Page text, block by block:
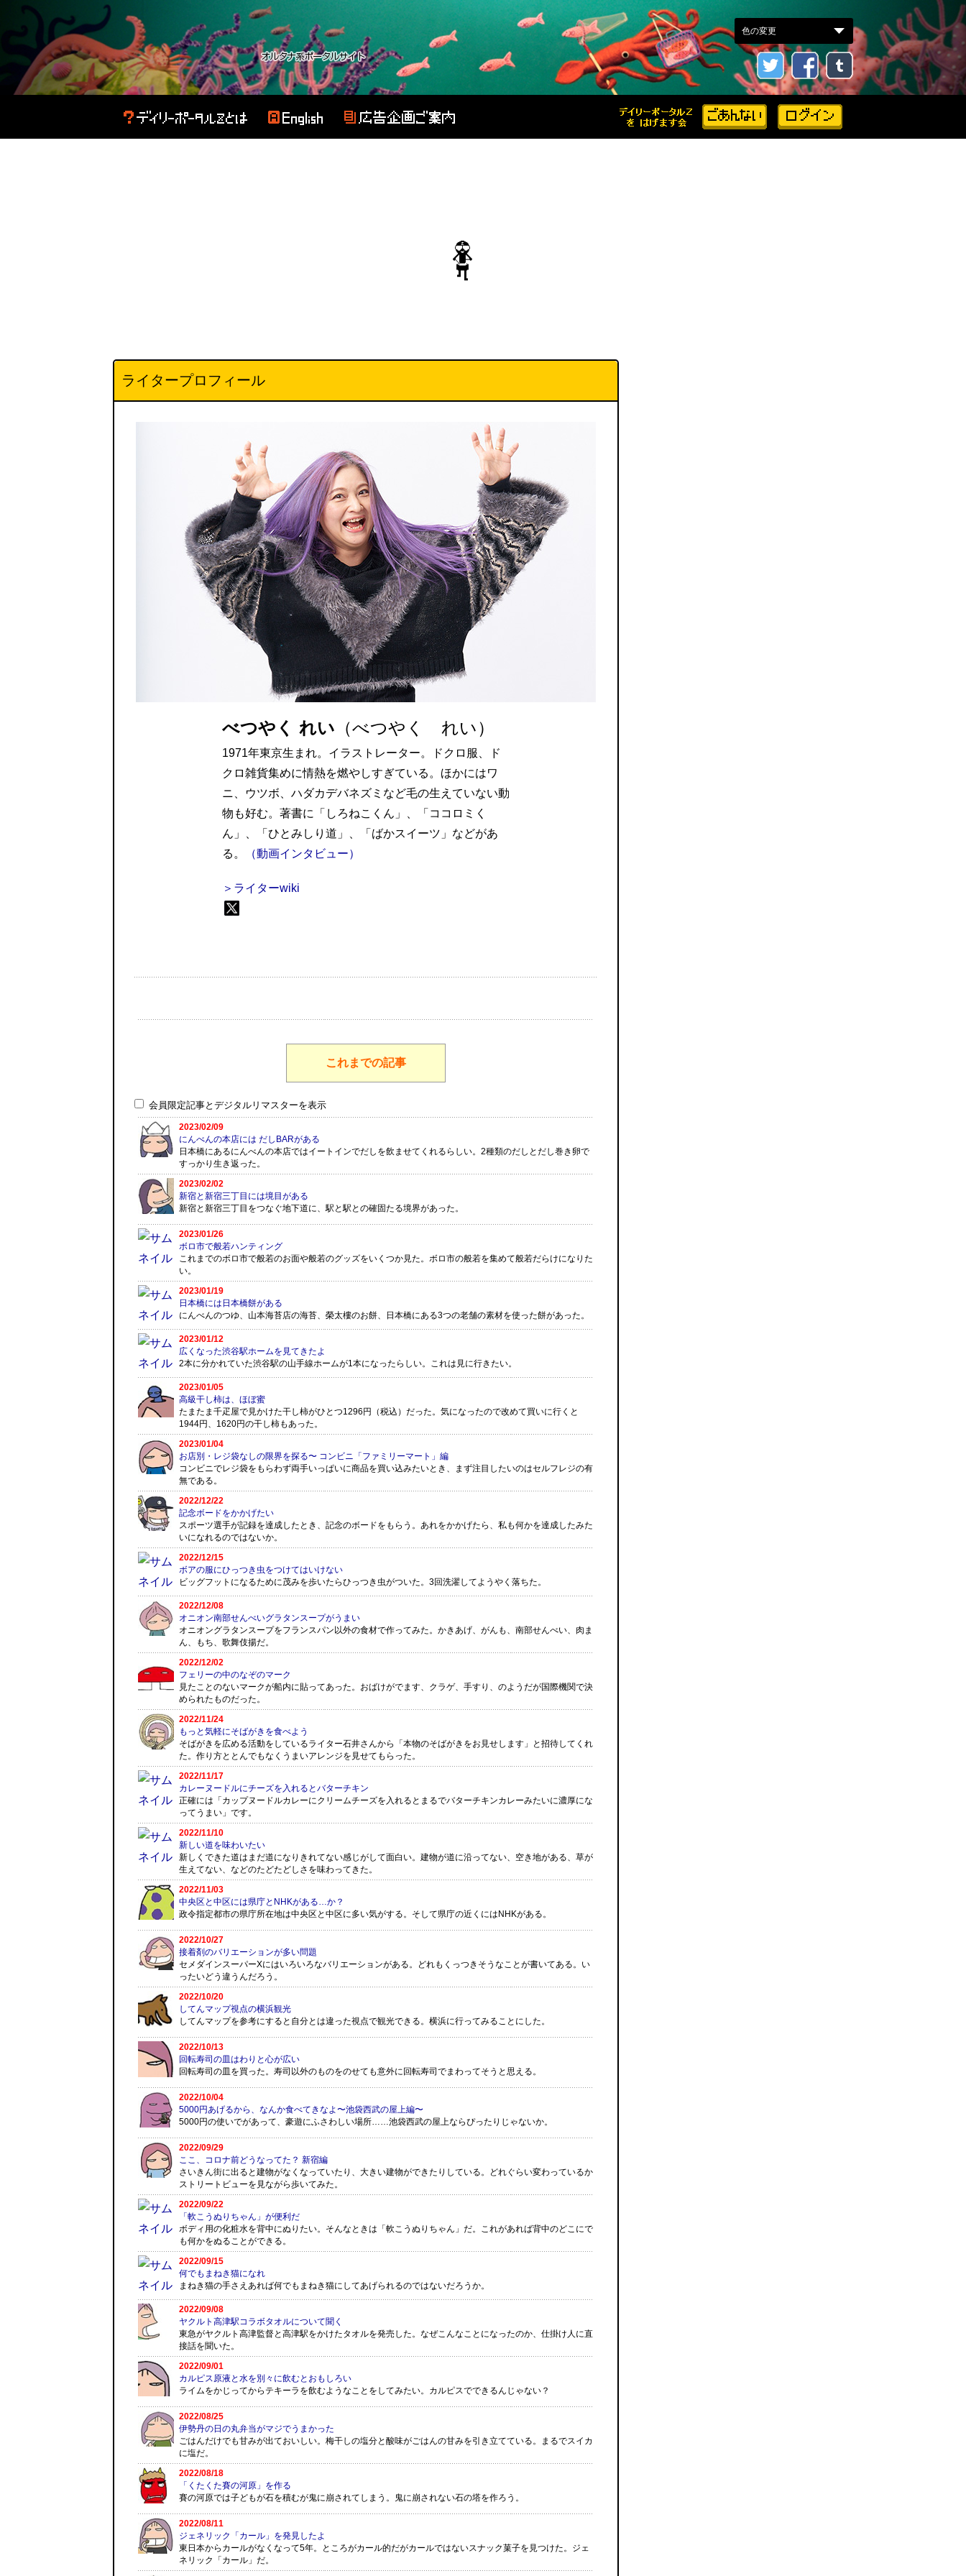
ライタープロフィール
べつやく れい （べつやく れい）
1971年東京生まれ。イラストレーター。ドクロ服、ド
クロ雑貨集めに情熱を燃やしすぎている。ほかにはワ
ニ、ウツボ、ハダカデバネズミなど毛の生えていない動
物も好む。著書に「しろねこくん」、「ココロミく
ん」、「ひとみしり道」、「ばかスイーツ」などがあ
る。
（動画インタビュー）
＞ライターwiki
これまでの記事
会員限定記事とデジタルリマスターを表示
2023/02/09
にんべんの本店には だしBARがある
日本橋にあるにんべんの本店ではイートインでだしを飲ませてくれるらしい。2種類のだしとだし巻き卵で
すっかり生き返った。
2023/02/02
新宿と新宿三丁目には境目がある
新宿と新宿三丁目をつなぐ地下道に、駅と駅との確固たる境界があった。
2023/01/26
ボロ市で般若ハンティング
これまでのボロ市で般若のお面や般若のグッズをいくつか見た。ボロ市の般若を集めて般若だらけになりた
い。
2023/01/19
日本橋には日本橋餅がある
にんべんのつゆ、山本海苔店の海苔、榮太樓のお餅、日本橋にある3つの老舗の素材を使った餅があった。
2023/01/12
広くなった渋谷駅ホームを見てきたよ
2本に分かれていた渋谷駅の山手線ホームが1本になったらしい。これは見に行きたい。
2023/01/05
高級干し柿は、ほぼ蜜
たまたま千疋屋で見かけた干し柿がひとつ1296円（税込）だった。気になったので改めて買いに行くと
1944円、1620円の干し柿もあった。
2023/01/04
お店別・レジ袋なしの限界を探る〜 コンビニ「ファミリーマート」編
コンビニでレジ袋をもらわず両手いっぱいに商品を買い込みたいとき、まず注目したいのはセルフレジの有
無である。
2022/12/22
記念ボードをかかげたい
スポーツ選手が記録を達成したとき、記念のボードをもらう。あれをかかげたら、私も何かを達成したみた
いになれるのではないか。
2022/12/15
ボアの服にひっつき虫をつけてはいけない
ビッグフットになるために茂みを歩いたらひっつき虫がついた。3回洗濯してようやく落ちた。
2022/12/08
オニオン南部せんべいグラタンスープがうまい
オニオングラタンスープをフランスパン以外の食材で作ってみた。かきあげ、がんも、南部せんべい、肉ま
ん、もち、歌舞伎揚だ。
2022/12/02
フェリーの中のなぞのマーク
見たことのないマークが船内に貼ってあった。おばけがでます、クラゲ、手すり、のようだが国際機関で決
められたものだった。
2022/11/24
もっと気軽にそばがきを食べよう
そばがきを広める活動をしているライター石井さんから「本物のそばがきをお見せします」と招待してくれ
た。作り方ととんでもなくうまいアレンジを見せてもらった。
2022/11/17
カレーヌードルにチーズを入れるとバターチキン
正確には「カップヌードルカレーにクリームチーズを入れるとまるでバターチキンカレーみたいに濃厚にな
ってうまい」です。
2022/11/10
新しい道を味わいたい
新しくできた道はまだ道になりきれてない感じがして面白い。建物が道に沿ってない、空き地がある、草が
生えてない、などのたどたどしさを味わってきた。
2022/11/03
中央区と中区には県庁とNHKがある…か？
政令指定都市の県庁所在地は中央区と中区に多い気がする。そして県庁の近くにはNHKがある。
2022/10/27
接着剤のバリエーションが多い問題
セメダインスーパーXにはいろいろなバリエーションがある。どれもくっつきそうなことが書いてある。い
ったいどう違うんだろう。
2022/10/20
してんマップ視点の横浜観光
してんマップを参考にすると自分とは違った視点で観光できる。横浜に行ってみることにした。
2022/10/13
回転寿司の皿はわりと心が広い
回転寿司の皿を買った。寿司以外のものをのせても意外に回転寿司でまわってそうと思える。
2022/10/04
5000円あげるから、なんか食べてきなよ〜池袋西武の屋上編〜
5000円の使いでがあって、豪遊にふさわしい場所……池袋西武の屋上ならぴったりじゃないか。
2022/09/29
ここ、コロナ前どうなってた？ 新宿編
さいきん街に出ると建物がなくなっていたり、大きい建物ができたりしている。どれぐらい変わっているか
ストリートビューを見ながら歩いてみた。
2022/09/22
「軟こうぬりちゃん」が便利だ
ボディ用の化粧水を背中にぬりたい。そんなときは「軟こうぬりちゃん」だ。これがあれば背中のどこにで
も何かをぬることができる。
2022/09/15
何でもまねき猫になれ
まねき猫の手さえあれば何でもまねき猫にしてあげられるのではないだろうか。
2022/09/08
ヤクルト高津駅コラボタオルについて聞く
東急がヤクルト高津監督と高津駅をかけたタオルを発売した。なぜこんなことになったのか、仕掛け人に直
接話を聞いた。
2022/09/01
カルピス原液と水を別々に飲むとおもしろい
ライムをかじってからテキーラを飲むようなことをしてみたい。カルピスでできるんじゃない？
2022/08/25
伊勢丹の日の丸弁当がマジでうまかった
ごはんだけでも甘みが出ておいしい。梅干しの塩分と酸味がごはんの甘みを引き立てている。まるでスイカ
に塩だ。
2022/08/18
「くたくた賽の河原」を作る
賽の河原では子どもが石を積むが鬼に崩されてしまう。鬼に崩されない石の塔を作ろう。
2022/08/11
ジェネリック「カール」を発見したよ
東日本からカールがなくなって5年。ところがカール的だがカールではないスナック菓子を見つけた。ジェ
ネリック「カール」だ。